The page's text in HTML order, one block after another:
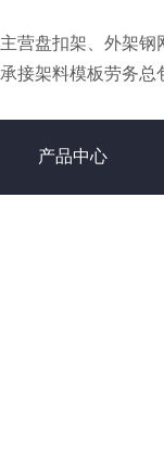
主营盘扣架、外架钢
等，
承接架料模板劳务总
产品中心